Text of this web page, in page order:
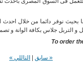
بحيث نوفر دائما من خلال
و التربل جلاس بكافة الوانة و
To order
« سابق | التاللي »